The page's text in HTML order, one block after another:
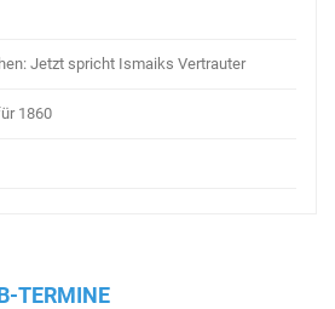
Jetzt spricht Ismaiks Vertrauter
1860
TERMINE